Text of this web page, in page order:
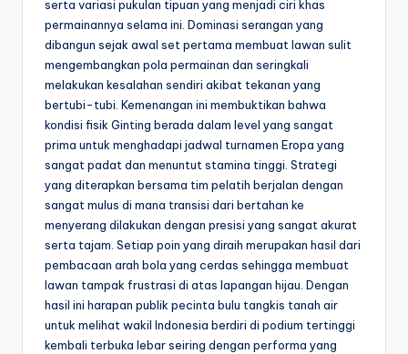
serta variasi pukulan tipuan yang menjadi ciri khas
permainannya selama ini. Dominasi serangan yang
dibangun sejak awal set pertama membuat lawan sulit
mengembangkan pola permainan dan seringkali
melakukan kesalahan sendiri akibat tekanan yang
bertubi-tubi. Kemenangan ini membuktikan bahwa
kondisi fisik Ginting berada dalam level yang sangat
prima untuk menghadapi jadwal turnamen Eropa yang
sangat padat dan menuntut stamina tinggi. Strategi
yang diterapkan bersama tim pelatih berjalan dengan
sangat mulus di mana transisi dari bertahan ke
menyerang dilakukan dengan presisi yang sangat akurat
serta tajam. Setiap poin yang diraih merupakan hasil dari
pembacaan arah bola yang cerdas sehingga membuat
lawan tampak frustrasi di atas lapangan hijau. Dengan
hasil ini harapan publik pecinta bulu tangkis tanah air
untuk melihat wakil Indonesia berdiri di podium tertinggi
kembali terbuka lebar seiring dengan performa yang